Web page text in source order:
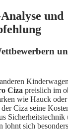
und
Ciza preislich im
wie Hauck
Ciza seine
Sicherheitstechnik
lohnt sich